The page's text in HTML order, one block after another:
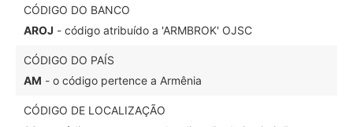
CÓDIGO DO BANCO
AROJ - código atribuído a 'ARMBROK' OJSC
CÓDIGO DO PAÍS
AM - o código pertence a Armênia
CÓDIGO DE LOCALIZAÇÃO